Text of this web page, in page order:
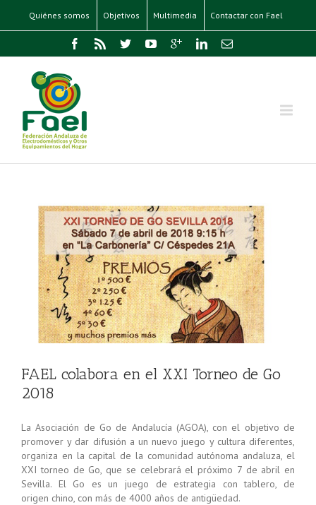
Quiénes somos Objetivos Multimedia Contactar con Fael
FAEL colabora en el XXI Torneo de Go
2018
La Asociación de Go de Andalucía (AGOA), con el objetivo de
promover y dar difusión a un nuevo juego y cultura diferentes,
organiza en la capital de la comunidad autónoma andaluza, el
XXI torneo de Go, que se celebrará el próximo 7 de abril en
Sevilla. El Go es un juego de estrategia con tablero, de
origen chino, con más de 4000 años de antigüedad.